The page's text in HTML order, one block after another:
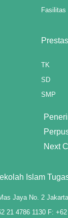
Fasilitas
TK
SD
SMP
Next
Islam
Jaya No. 2
21 4786 1130 F: +62